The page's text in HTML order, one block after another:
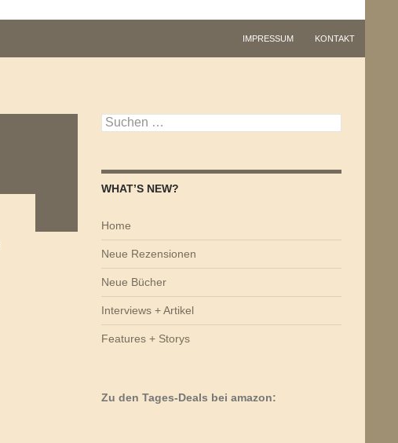
IMPRESSUM KONTAKT
Suchen
nach:
WHAT’S NEW?
Home
Neue Rezensionen
Neue Bücher
Interviews + Artikel
Features + Storys
Zu den Tages-Deals bei amazon: